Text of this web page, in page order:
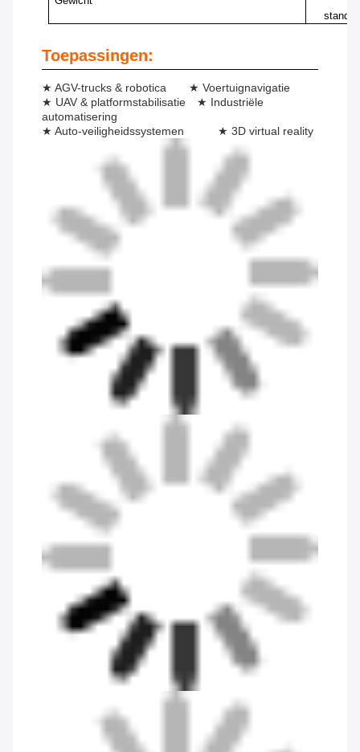
Toepassingen:
★ AGV-trucks & robotica ★ Voertuignavigatie
★ UAV & platformstabilisatie ★ Industriële
automatisering
★ Auto-veiligheidssystemen ★ 3D virtual reality